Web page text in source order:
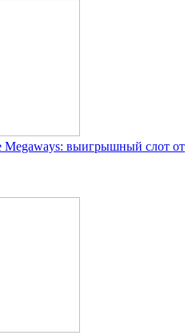
Megaways: выигрышный слот от